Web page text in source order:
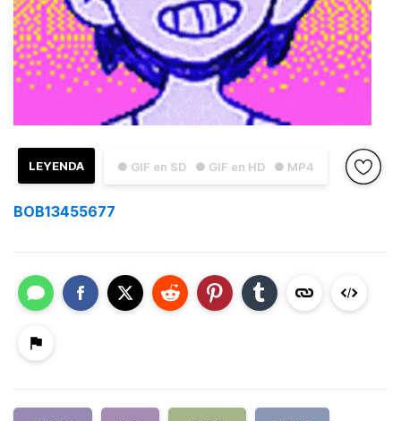
● GIF en SD ● GIF en HD ● MP4
LEYENDA
BOB13455677